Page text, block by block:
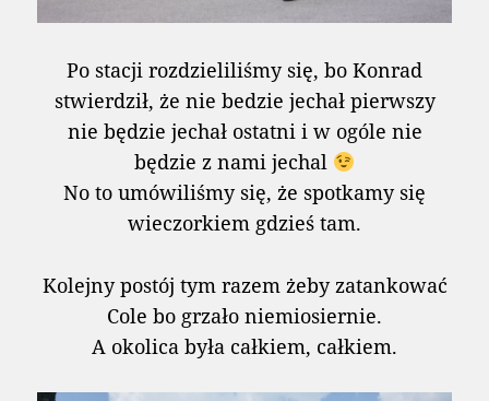
Po stacji rozdzieliliśmy się, bo Konrad
stwierdził, że nie bedzie jechał pierwszy
nie będzie jechał ostatni i w ogóle nie
będzie z nami jechal
No to umówiliśmy się, że spotkamy się
wieczorkiem gdzieś tam.
Kolejny postój tym razem żeby zatankować
Cole bo grzało niemiosiernie.
A okolica była całkiem, całkiem.